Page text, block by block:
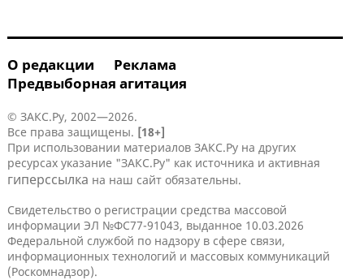
О редакции
Реклама
Предвыборная агитация
© ЗАКС.Ру, 2002—2026.
Все права защищены. [18+]
При использовании материалов ЗАКС.Ру на других
ресурсах указание "ЗАКС.Ру" как источника и активная
гиперссылка на наш сайт обязательны.
Свидетельство о регистрации средства массовой
информации ЭЛ №ФС77-91043, выданное 10.03.2026
Федеральной службой по надзору в сфере связи,
информационных технологий и массовых коммуникаций
(Роскомнадзор).